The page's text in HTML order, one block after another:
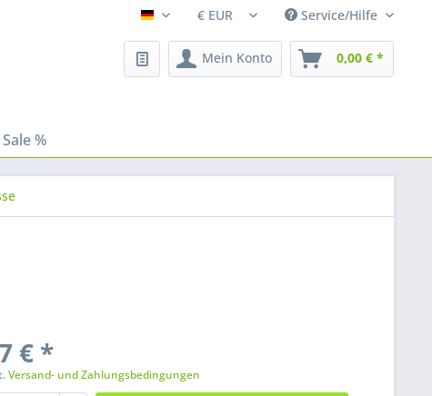
Fleischhacker Service/Hilfe
Mein Konto 0,00 € *
Sale %
€ *
Versand- und Zahlungsbedingungen